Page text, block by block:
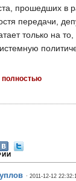
прошедших в
передачи,
только на
полностью
· 2011-12-12